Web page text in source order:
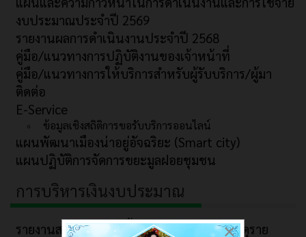
งบประมาณประจำปี 2569
รายงานผลการดำเนินงานประจำปี 2568
คู่มือ/แนวทางการปฏิบัติงานของเจ้าหน้าที่
คู่มือ/แนวทางการให้บริการสำหรับผู้รับบริการ/ผู้มา
ติดต่อ
E-Service
ข้อมูลเชิงสถิติการขอรับบริการออนไลน์
แผนพัฒนาเมืองน่าอยู่อัจฉริยะ (Smart city)
แผนปฏิบัติการจัดการขยะมูลฝอยชุมชน
การบริหารเงินงบประมาณ
รายงานสรุปผลการจัดซื้อจัดจ้างหรือจัดหาพัสดุราย
×